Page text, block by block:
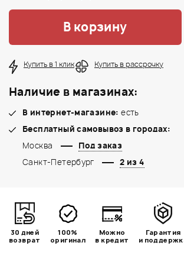
В корзину
Купить в 1 клик Купить в рассрочку
Наличие в магазинах:
В интернет-магазине: есть
Бесплатный самовывоз в городах:
Москва
Под заказ
Санкт-Петербург
2 из 4
30 дней
возврат
100%
оригинал
Можно
в кредит
Гарантия
и